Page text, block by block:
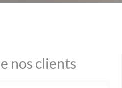
nos clients